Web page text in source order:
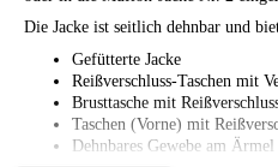
Die Jacke ist seitlich dehnbar und
Gefütterte Jacke
Reißverschluss-Taschen mit
Brusttasche mit
Taschen (Vorne) mit
Dehnbares Gewebe am